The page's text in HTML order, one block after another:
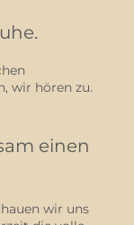
wir hören zu.
einen
wir uns